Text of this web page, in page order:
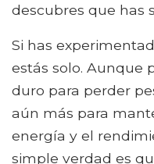
descubres que has
Si has
estás solo. Aunque
duro para perder
aún más para
energía y el
simple verdad es